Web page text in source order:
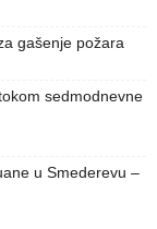
gašenje požara
sedmodnevne
u Smederevu –